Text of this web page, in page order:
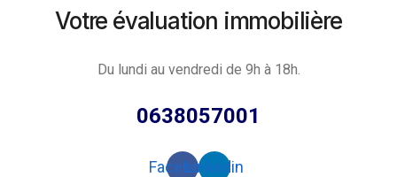
Votre évaluation immobilière
Du lundi au vendredi de 9h à 18h.
0638057001
Facebook
Linkedin